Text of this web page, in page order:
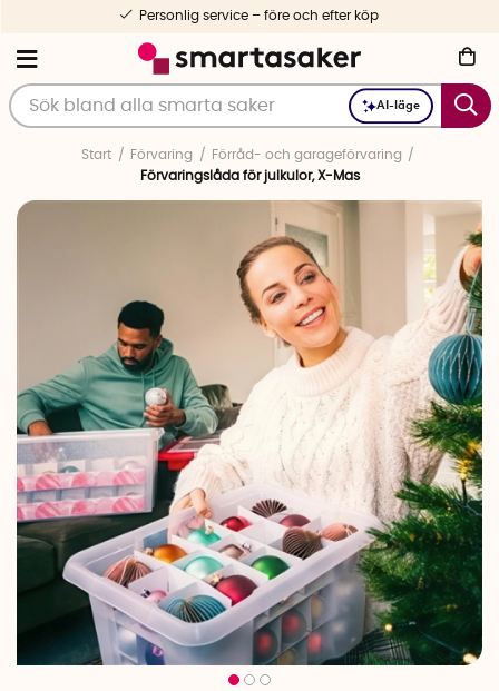
AI-läge
Personlig service – före och efter köp
Start Förvaring
Förråd- och garageförvaring
Förvaringslåda för julkulor, X-Mas